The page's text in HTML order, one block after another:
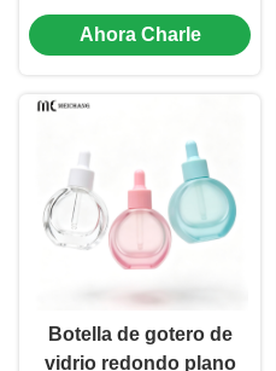
vidrio transparente de
pared gruesa de 100 ml
Ahora Charle
Botella de gotero de
vidrio redondo plano